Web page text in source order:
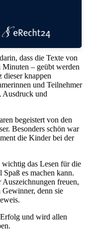
Klassen die besten
schickte ihre
Rennen, sodass
antraten. Dies
Konkurrenz.
dass die Texte von
– geübt werden
dieser knappen
und Teilnehmer
Ausdruck und
begeistert von den
Besonders schön war
die Kinder bei der
das Lesen für die
es machen kann.
freuen,
denn sie
und wird allen